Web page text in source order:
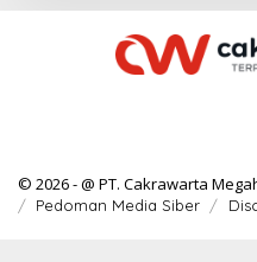
© 2026 - @ PT. Cakrawarta
Pedoman Media Siber